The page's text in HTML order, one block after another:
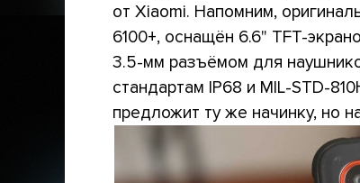
от Xiaomi. Напомним,
6100+, оснащён 6.6" TFT-
3.5-мм разъёмом для
стандартам IP68 и MIL-STD-
предложит ту же начинку, но